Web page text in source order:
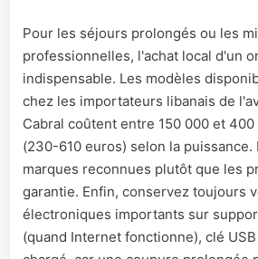
Pour les séjours prolongés ou les
professionnelles, l'achat local d'un
indispensable. Les modèles
chez les importateurs libanais de
Cabral coûtent entre 150 000 et 400
(230-610 euros) selon la
marques reconnues plutôt que les
garantie. Enfin, conservez toujours
électroniques importants sur
(quand Internet fonctionne), clé